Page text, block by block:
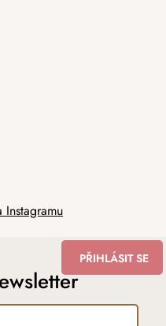
Instagramu
PŘIHLÁSIT SE